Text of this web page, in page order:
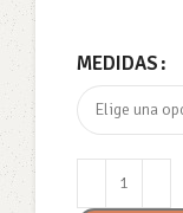
MEDIDAS